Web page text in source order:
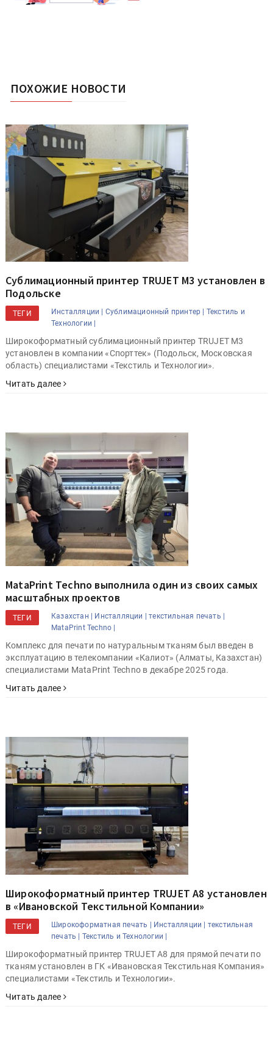
ПОХОЖИЕ НОВОСТИ
Сублимационный принтер TRUJET M3 установлен в
Подольске
ТЕГИ Инсталляции | Сублимационный принтер | Текстиль и
Технологии |
Широкоформатный сублимационный принтер TRUJET M3
установлен в компании «Спорттек» (Подольск, Московская
область) специалистами «Текстиль и Технологии».
Читать далее
MataPrint Techno выполнила один из своих самых
масштабных проектов
ТЕГИ Казахстан | Инсталляции |
текстильная печать |
MataPrint Techno |
Комплекс для печати по натуральным тканям был введен в
эксплуатацию в телекомпании «Калиот» (Алматы, Казахстан)
специалистами MataPrint Techno в декабре 2025 года.
Читать далее
Широкоформатный принтер TRUJET A8 установлен
в «Ивановской Текстильной Компании»
ТЕГИ Широкоформатная печать | Инсталляции |
текстильная
печать |
Текстиль и Технологии |
Широкоформатный принтер TRUJET A8 для прямой печати по
тканям установлен в ГК «Ивановская Текстильная Компания»
специалистами «Текстиль и Технологии».
Читать далее